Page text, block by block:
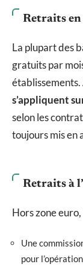
Retraits en
La plupart des
gratuits par
établissements.
s’appliquent
selon les
toujours mis en
Retraits à
Hors zone
Une
pour